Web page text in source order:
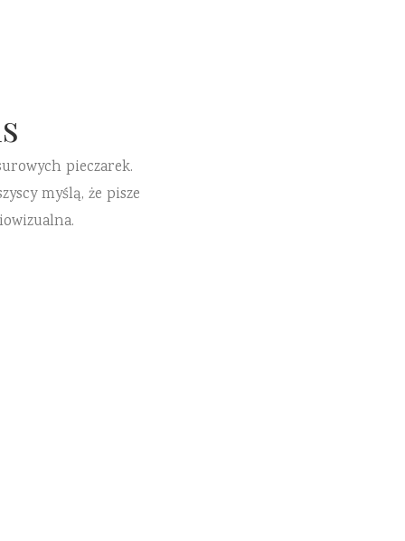
pieczarek.
myślą, że pisze